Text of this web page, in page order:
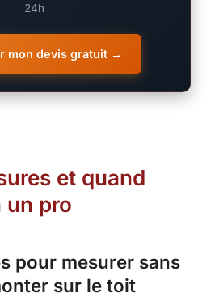
24h
mon devis gratuit →
et quand
un pro
pour mesurer sans
sur le toit